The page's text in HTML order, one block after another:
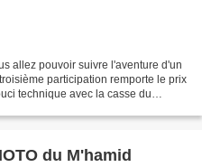
allez pouvoir suivre l'aventure d'un
participation remporte le prix
technique avec la casse du
du M'hamid